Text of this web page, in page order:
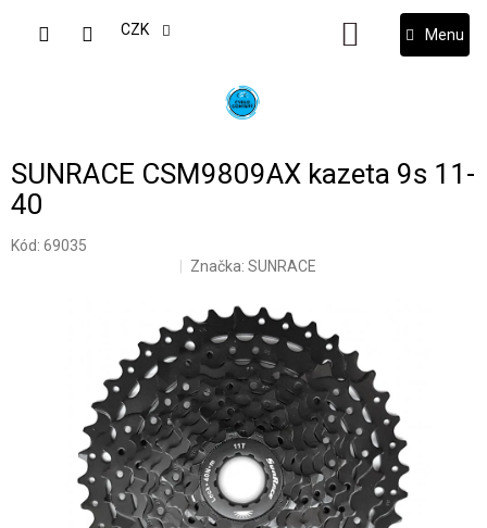
CZK
NÁKUPNÍ
KOŠÍK
SUNRACE CSM9809AX kazeta 9s 11-
40
Kód: 69035
Značka: SUNRACE